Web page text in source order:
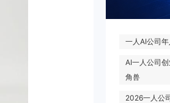
一人AI公司
AI一人公司
角兽
2026一人公